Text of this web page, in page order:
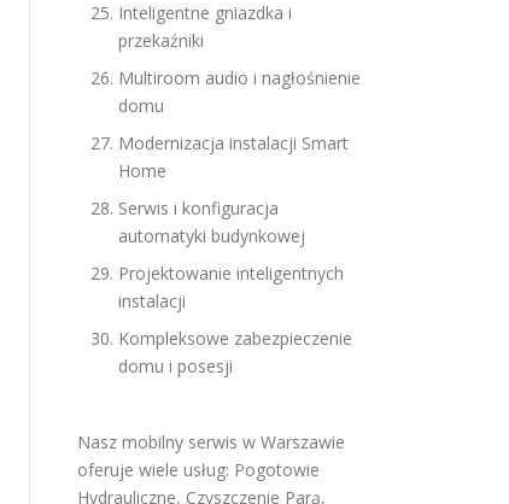
Inteligentne gniazdka i
przekaźniki
Multiroom audio i nagłośnienie
domu
Modernizacja instalacji Smart
Home
Serwis i konfiguracja
automatyki budynkowej
Projektowanie inteligentnych
instalacji
Kompleksowe zabezpieczenie
domu i posesji
Nasz mobilny serwis w Warszawie
oferuje wiele usług: Pogotowie
Hydrauliczne, Czyszczenie Parą,